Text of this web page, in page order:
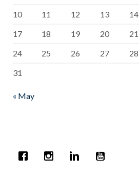
10
11 12 13 14
17
18 19 20 21
24
25 26 27 28
31
« May